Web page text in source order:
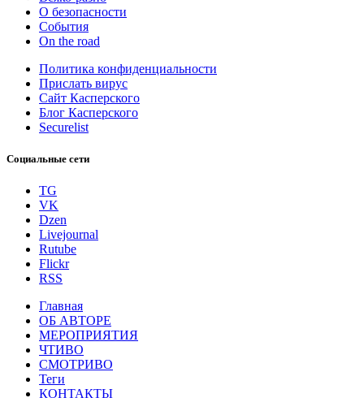
О безопасности
События
On the road
Политика конфиденциальности
Прислать вирус
Сайт Касперского
Блог Касперского
Securelist
Социальные сети
TG
VK
Dzen
Livejournal
Rutube
Flickr
RSS
Главная
ОБ АВТОРЕ
МЕРОПРИЯТИЯ
ЧТИВО
СМОТРИВО
Теги
КОНТАКТЫ